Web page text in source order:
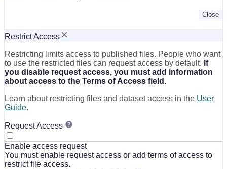
Close
Restrict Access
Restricting limits access to published files. People who want
to use the restricted files can request access by default. If
you disable request access, you must add information
about access to the Terms of Access field.
Learn about restricting files and dataset access in the User
Guide.
Request Access
Enable access request
You must enable request access or add terms of access to
restrict file access.